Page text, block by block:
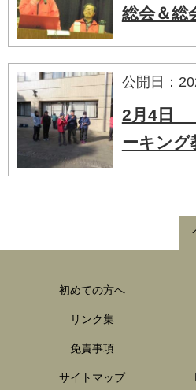
総会＆総
公開日：
2月4日
ーキング
初めての方へ
リンク集
免責事項
サイトマップ